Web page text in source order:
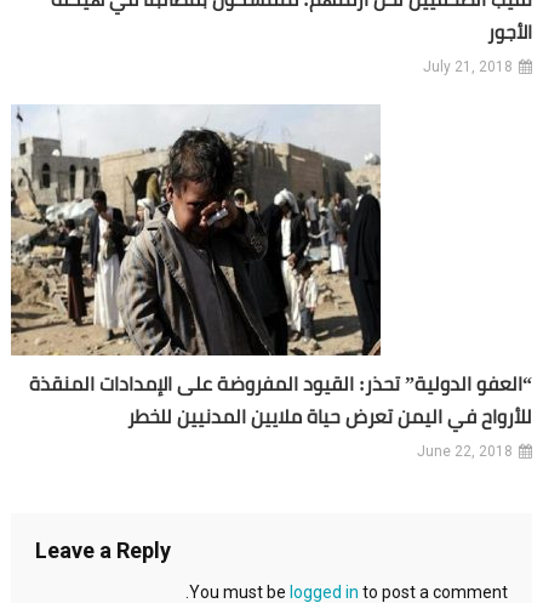
الأجور
July 21, 2018
“العفو الدولية” تحذر: القيود المفروضة على الإمدادات المنقذة
للأرواح في اليمن تعرض حياة ملايين المدنيين للخطر
June 22, 2018
Leave a Reply
You must be logged in to post a comment.